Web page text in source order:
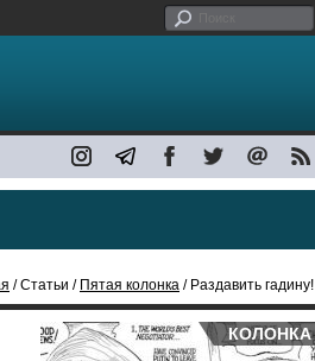
/ Статьи / Пятая колонка / Раздавить гадину!
КОЛОНКА